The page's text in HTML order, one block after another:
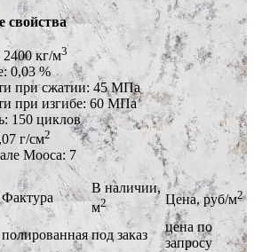
свойства
кг/м3
0,03 %
при сжатии: 45 МПа
при изгибе: 60 МПа
150 циклов
г/см2
Мооса: 7
Фактура
В наличии,
м2 Цена, руб/м2
полированная под заказ
цена по
запросу